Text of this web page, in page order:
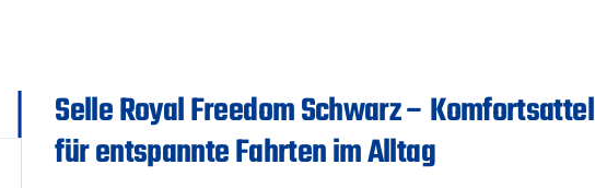
Selle Royal Freedom Schwarz – Komfortsattel
für entspannte Fahrten im Alltag